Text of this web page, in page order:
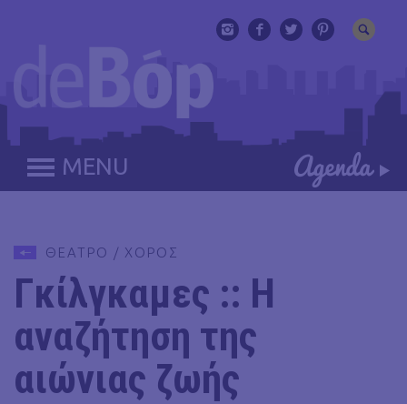
MENU
ΘΕΑΤΡΟ / ΧΟΡΟΣ
Γκίλγκαμες :: Η
αναζήτηση της
αιώνιας ζωής